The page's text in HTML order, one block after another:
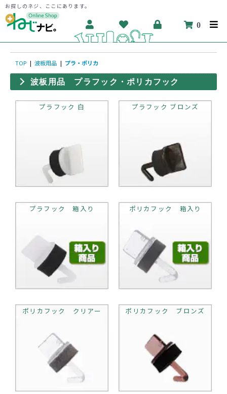
お探しのネジ、ここにあります。
0
TOP | 波板用品 | プラ・ポリカ
波板用品 プラフック・ポリカフック
プラフック 白 プラフック ブロンズ
プラフック 箱入り ポリカフック 箱入り
ポリカフック クリアー ポリカフック ブロンズ